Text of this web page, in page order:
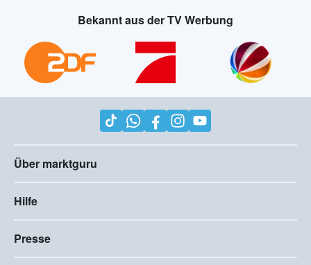
Bekannt aus der TV Werbung
Über marktguru
Hilfe
Presse